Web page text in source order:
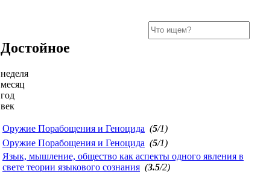
Достойное
неделя
месяц
год
век
Оружие Порабощения и Геноцида (5/1)
Оружие Порабощения и Геноцида (5/1)
Язык, мышление, общество как аспекты одного явления в
свете теории языкового сознания (3.5/2)